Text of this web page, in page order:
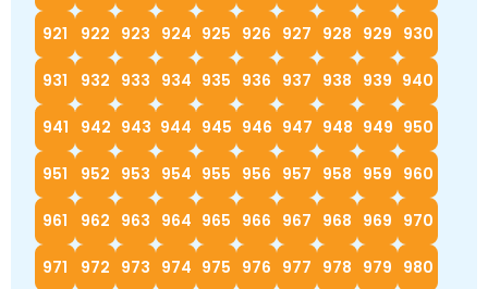
921 922 923 924 925 926 927 928 929 930
931 932 933 934 935 936 937 938 939 940
941 942 943 944 945 946 947 948 949 950
951 952 953 954 955 956 957 958 959 960
961 962 963 964 965 966 967 968 969 970
971 972 973 974 975 976 977 978 979 980